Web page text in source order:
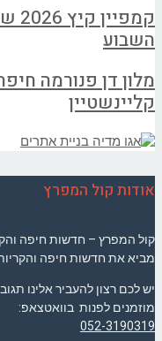
השבוע
מלון דן פנורמה
קליינשטיין
אודות קול המפרץ
קול המפרץ – חדשות חיפה
מביא את חדשות חיפה
יש לכם רצון להעביר אלינו
מוזמנים לפנות בוואטצאפ:
052-3190319